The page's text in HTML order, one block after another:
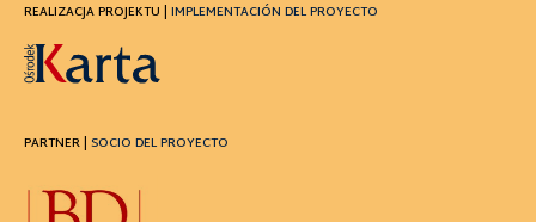
REALIZACJA PROJEKTU | IMPLEMENTACIÓN DEL PROYECTO
PARTNER | SOCIO DEL PROYECTO